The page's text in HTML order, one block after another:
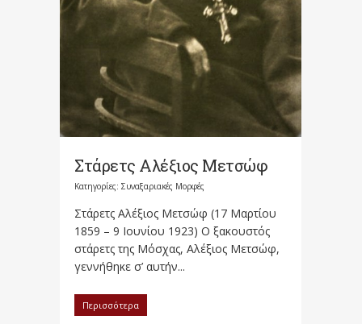
Στάρετς Αλέξιος Μετσώφ
Κατηγορίες: Συναξαριακές Μορφές
Στάρετς Αλέξιος Μετσώφ (17 Μαρτίου
1859 – 9 Ιουνίου 1923) Ο ξακουστός
στάρετς της Μόσχας, Αλέξιος Μετσώφ,
γεννήθηκε σ’ αυτήν...
Περισσότερα